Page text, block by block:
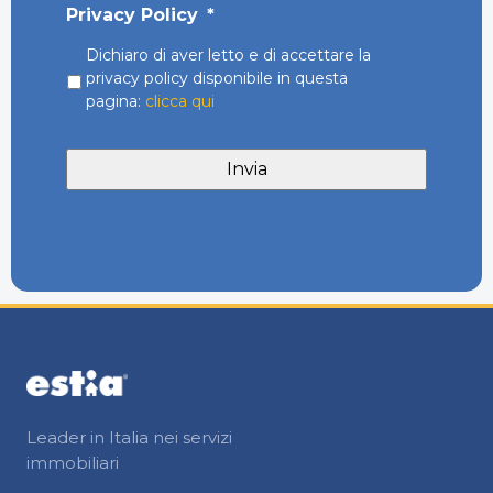
Privacy Policy *
Dichiaro di aver letto e di accettare la
privacy policy disponibile in questa
pagina: clicca qui
Leader in Italia nei servizi
immobiliari